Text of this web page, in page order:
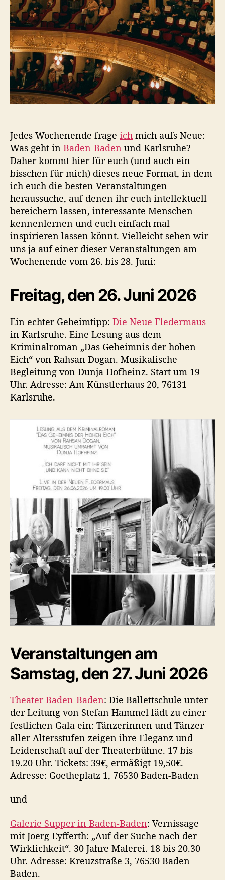
m
&
K
u
l
t
u
r
:
E
n
t
s
a
W
o
c
h
e
n
e
e
Jedes Wochenende frage ich mich aufs Neue:
Was geht in Baden-Baden und Karlsruhe?
Daher kommt hier für euch (und auch ein
bisschen für mich) dieses neue Format, in dem
ich euch die besten Veranstaltungen
heraussuche, auf denen ihr euch intellektuell
bereichern lassen, interessante Menschen
kennenlernen und euch einfach mal
inspirieren lassen könnt. Vielleicht sehen wir
uns ja auf einer dieser Veranstaltungen am
Wochenende vom 26. bis 28. Juni:
Freitag, den 26. Juni 2026
Ein echter Geheimtipp: Die Neue Fledermaus
in Karlsruhe. Eine Lesung aus dem
Kriminalroman „Das Geheimnis der hohen
Eich“ von Rahsan Dogan. Musikalische
Begleitung von Dunja Hofheinz. Start um 19
Uhr. Adresse: Am Künstlerhaus 20, 76131
Karlsruhe.
Veranstaltungen am
Samstag, den 27. Juni 2026
Theater Baden-Baden: Die Ballettschule unter
der Leitung von Stefan Hammel lädt zu einer
festlichen Gala ein: Tänzerinnen und Tänzer
aller Altersstufen zeigen ihre Eleganz und
Leidenschaft auf der Theaterbühne. 17 bis
19.20 Uhr. Tickets: 39€, ermäßigt 19,50€.
Adresse: Goetheplatz 1, 76530 Baden-Baden
und
Galerie Supper in Baden-Baden: Vernissage
mit Joerg Eyfferth: „Auf der Suche nach der
Wirklichkeit“. 30 Jahre Malerei. 18 bis 20.30
Uhr. Adresse: Kreuzstraße 3, 76530 Baden-
Baden.